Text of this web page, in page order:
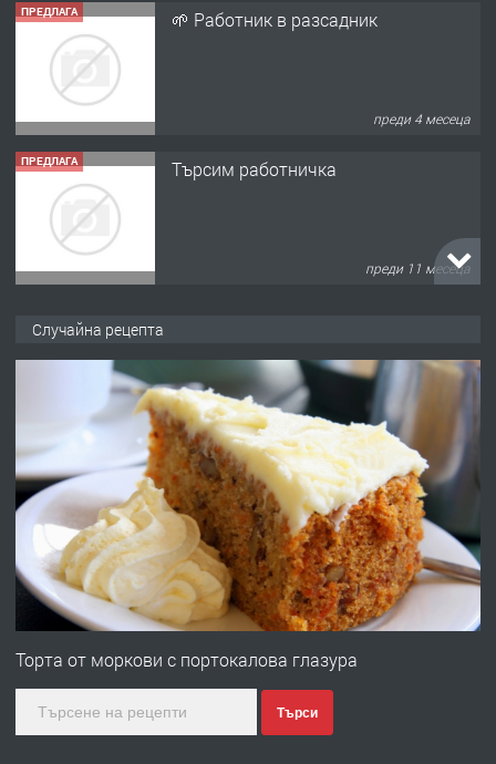
ПРЕДЛАГА 🌱 Работник в разсадник
преди 4 месеца
ПРЕДЛАГА Търсим работничка
преди 11 месеца
преди 1 година
ПРЕДЛАГА Работа за общи работници
преди 1 година
ПРЕДЛАГА
Първи поход "По стъпките на Ангел
Случайна рецепта
Торта от моркови с портокалова глазура
Търси